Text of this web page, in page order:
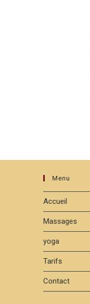
Menu
Accueil
Massages
yoga
Tarifs
Contact